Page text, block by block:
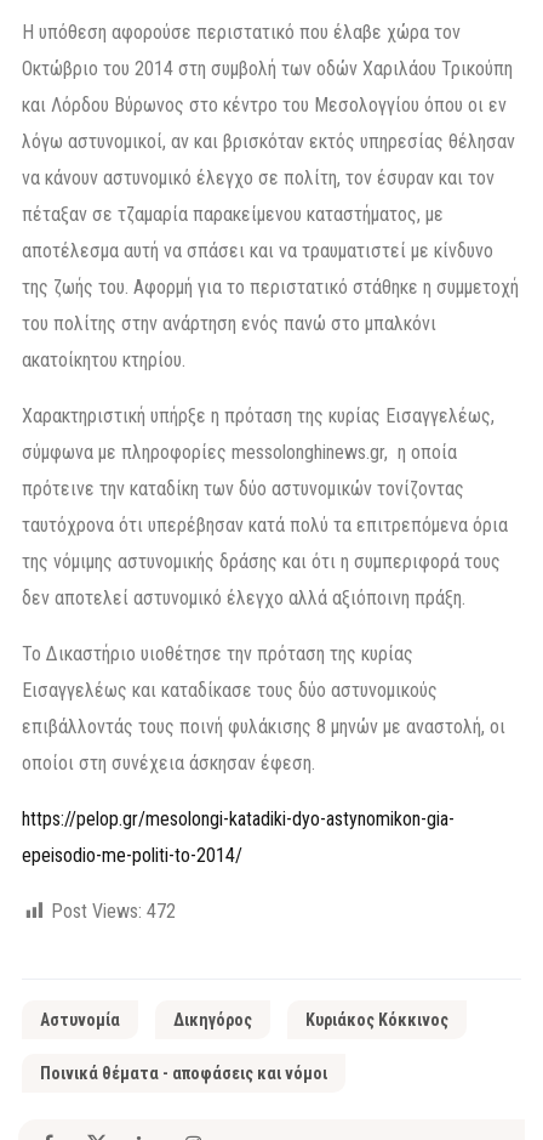
Η υπόθεση αφορούσε περιστατικό που έλαβε χώρα τον
Οκτώβριο του 2014 στη συμβολή των οδών Χαριλάου Τρικούπη
και Λόρδου Βύρωνος στο κέντρο του Μεσολογγίου όπου οι εν
λόγω αστυνομικοί, αν και βρισκόταν εκτός υπηρεσίας θέλησαν
να κάνουν αστυνομικό έλεγχο σε πολίτη, τον έσυραν και τον
πέταξαν σε τζαμαρία παρακείμενου καταστήματος, με
αποτέλεσμα αυτή να σπάσει και να τραυματιστεί με κίνδυνο
της ζωής του. Αφορμή για το περιστατικό στάθηκε η συμμετοχή
του πολίτης στην ανάρτηση ενός πανώ στο μπαλκόνι
ακατοίκητου κτηρίου.
Χαρακτηριστική υπήρξε η πρόταση της κυρίας Εισαγγελέως,
σύμφωνα με πληροφορίες messolonghinews.gr, η οποία
πρότεινε την καταδίκη των δύο αστυνομικών τονίζοντας
ταυτόχρονα ότι υπερέβησαν κατά πολύ τα επιτρεπόμενα όρια
της νόμιμης αστυνομικής δράσης και ότι η συμπεριφορά τους
δεν αποτελεί αστυνομικό έλεγχο αλλά αξιόποινη πράξη.
Το Δικαστήριο υιοθέτησε την πρόταση της κυρίας
Εισαγγελέως και καταδίκασε τους δύο αστυνομικούς
επιβάλλοντάς τους ποινή φυλάκισης 8 μηνών με αναστολή, οι
οποίοι στη συνέχεια άσκησαν έφεση.
https://pelop.gr/mesolongi-katadiki-dyo-astynomikon-gia-
epeisodio-me-politi-to-2014/
Post Views: 472
Αστυνομία Δικηγόρος Κυριάκος Κόκκινος
Ποινικά θέματα - αποφάσεις και νόμοι